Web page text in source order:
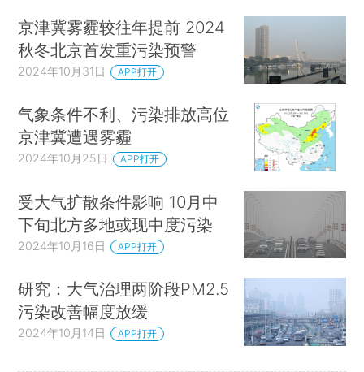
京津冀雾霾较往年提前 2024
秋冬北京首发重污染预警
2024年10月31日 APP打开
气象条件不利、污染排放高位
京津冀遭遇雾霾
2024年10月25日 APP打开
受大气扩散条件影响 10月中
下旬北方多地或现中度污染
2024年10月16日 APP打开
研究：大气治理两阶段PM2.5
污染改善幅度放缓
2024年10月14日 APP打开